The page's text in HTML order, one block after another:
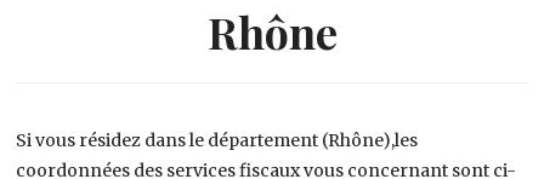
Rhône
Si vous résidez dans le département (Rhône),les
coordonnées des services fiscaux vous concernant sont ci-